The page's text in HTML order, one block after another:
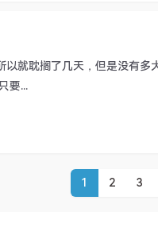
就耽搁了几天，但是没有多
要...
1 2 3